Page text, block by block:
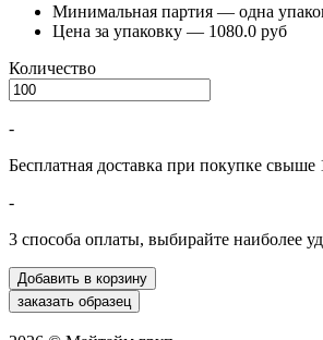
Минимальная партия — одна
Цена за упаковку — 1080.0 руб
Количество
-
Бесплатная доставка при покупке свыше
-
3 способа оплаты, выбирайте наиболее